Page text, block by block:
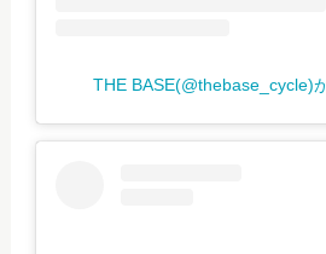
THE BASE(@thebase_cycle)